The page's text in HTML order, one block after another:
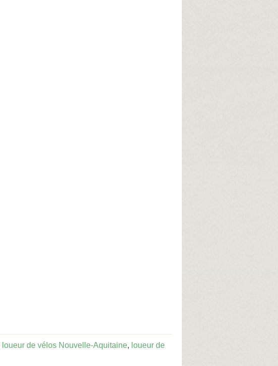
loueur de vélos Nouvelle-Aquitaine, loueur de